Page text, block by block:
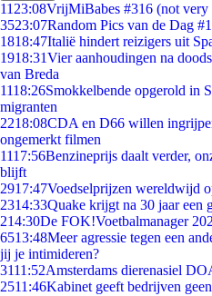
11 23:08VrijMiBabes #316 (not
3523:07Random Pics van de Dag
1818:47Italië hindert reizigers uit
1918:31Vier aanhoudingen na
van Breda
1118:26Smokkelbende opgerold in
migranten
2218:08CDA en D66 willen
ongemerkt filmen
1117:56Benzineprijs daalt verder,
blijft
2917:47Voedselprijzen wereldwijd
2314:33Quake krijgt na 30 jaar een
214:30De FOK!Voetbalmanager
6513:48Meer agressie tegen een
jij je intimideren?
3111:52Amsterdams dierenasiel
2511:46Kabinet geeft bedrijven